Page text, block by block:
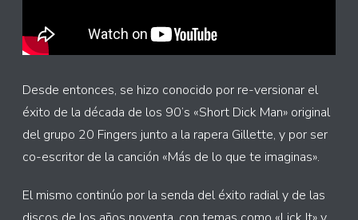
Desde entonces, se hizo conocido por re-versionar el
éxito de la década de los 90’s «Short Dick Man» original
del grupo 20 Fingers junto a la rapera Gillette, y por ser
co-escritor de la canción «Más de lo que te imaginas».
El mismo continúo por la senda del éxito radial y de las